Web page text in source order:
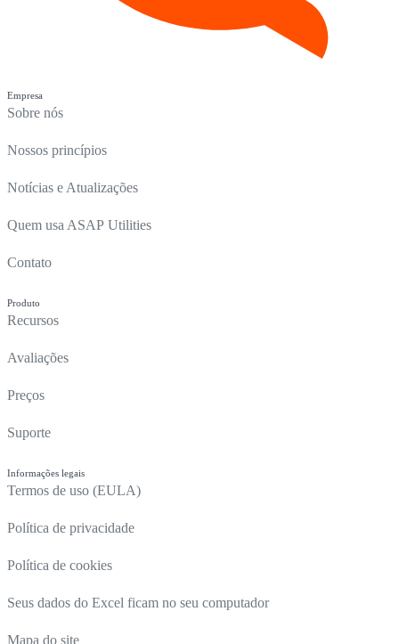
Empresa
Sobre nós
Nossos princípios
Notícias e Atualizações
Quem usa ASAP Utilities
Contato
Produto
Recursos
Avaliações
Preços
Suporte
Informações legais
Termos de uso (EULA)
Política de privacidade
Política de cookies
Seus dados do Excel ficam no seu computador
Mapa do site